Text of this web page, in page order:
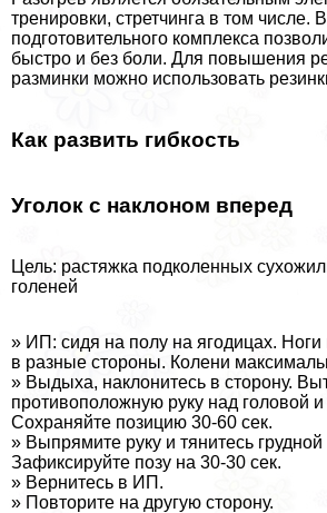
тренировки, стретчинга в том числе.
подготовительного комплекса
быстро и без боли. Для повышения
разминки можно использовать
Как развить гибкость
Уголок с наклоном вперед
Цель: растяжка подколенных
голеней
» ИП: сидя на полу на ягoдицах.
в разные стороны. Колени
» Выдыха, наклонитесь в сторону.
противоположную руку над головой и
Сохраняйте позицию 30-60 сек.
» Выпрямите руку и тянитесь грудной
Зафиксируйте позу на 30-30 сек.
» Вернитесь в ИП.
» Повторите на другую сторону.